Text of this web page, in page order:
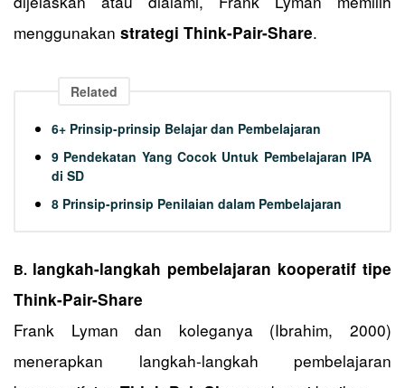
menggunakan strategi Think-Pair-Share.
Related
6+ Prinsip-prinsip Belajar dan Pembelajaran
9 Pendekatan Yang Cocok Untuk Pembelajaran IPA
di SD
8 Prinsip-prinsip Penilaian dalam Pembelajaran
B. langkah-langkah pembelajaran kooperatif tipe
Think-Pair-Share
Frank Lyman dan koleganya (Ibrahim, 2000)
menerapkan langkah-langkah pembelajaran